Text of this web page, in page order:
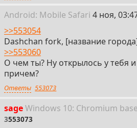
Android: Mobile Safari 7
4 ноя,
>>553054
Dashchan fork, [название
>>553060
О чем ты? Ну открылось у тебя
причем?
Ответы 553073
sageWindows 10: Chromium
3553073